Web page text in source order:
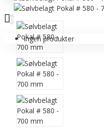
0 vare(r) - 0,00 DKK
Ingen produkter